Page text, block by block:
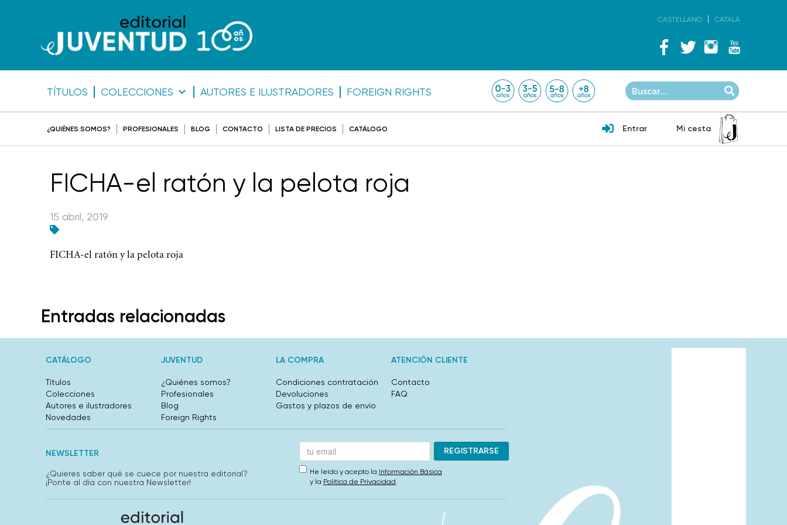
CASTELLANO CATALÀ
TÍTULOS COLECCIONES AUTORES E ILUSTRADORES FOREIGN RIGHTS
¿QUIÉNES SOMOS? PROFESIONALES BLOG CONTACTO LISTA DE PRECIOS CATÁLOGO Entrar Mi cesta
FICHA-el ratón y la pelota roja
15 abril, 2019
FICHA-el ratón y la pelota roja
Entradas relacionadas
CATÁLOGO
Títulos
Colecciones
Autores e ilustradores
Novedades
JUVENTUD
¿Quiénes somos?
Profesionales
Blog
Foreign Rights
LA COMPRA
Condiciones contratación
Devoluciones
Gastos y plazos de envío
ATENCIÓN CLIENTE
Contacto
FAQ
NEWSLETTER
¿Quieres saber qué se cuece por nuestra editorial?
¡Ponte al día con nuestra Newsletter!
He leído y acepto la Información Básica
y la Política de Privacidad.